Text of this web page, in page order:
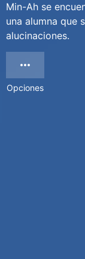
Min-Ah se
una alumna que
alucinaciones.
Opciones